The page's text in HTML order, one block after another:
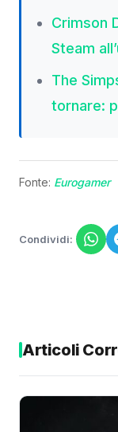
Crimson
Steam
The
tornare:
Fonte: Eurogamer
Condividi:
Articoli